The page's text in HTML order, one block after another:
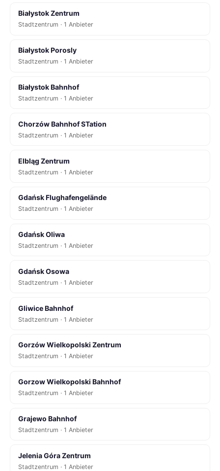
Białystok Zentrum
Stadtzentrum · 1 Anbieter
Białystok Porosly
Stadtzentrum · 1 Anbieter
Białystok Bahnhof
Stadtzentrum · 1 Anbieter
Chorzów Bahnhof STation
Stadtzentrum · 1 Anbieter
Elbląg Zentrum
Stadtzentrum · 1 Anbieter
Gdańsk Flughafengelände
Stadtzentrum · 1 Anbieter
Gdańsk Oliwa
Stadtzentrum · 1 Anbieter
Gdańsk Osowa
Stadtzentrum · 1 Anbieter
Gliwice Bahnhof
Stadtzentrum · 1 Anbieter
Gorzów Wielkopolski Zentrum
Stadtzentrum · 1 Anbieter
Gorzow Wielkopolski Bahnhof
Stadtzentrum · 1 Anbieter
Grajewo Bahnhof
Stadtzentrum · 1 Anbieter
Jelenia Góra Zentrum
Stadtzentrum · 1 Anbieter